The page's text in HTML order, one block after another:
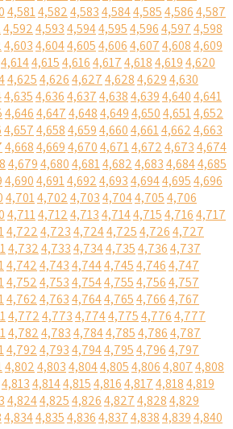
4,5814,5824,5834,5844,5854,5864,587
4,5924,5934,5944,5954,5964,5974,598
4,6034,6044,6054,6064,6074,6084,609
4,6144,6154,6164,6174,6184,6194,620
4,6254,6264,6274,6284,6294,630
4,6354,6364,6374,6384,6394,6404,641
4,6464,6474,6484,6494,6504,6514,652
4,6574,6584,6594,6604,6614,6624,663
4,6684,6694,6704,6714,6724,6734,674
4,6794,6804,6814,6824,6834,6844,685
4,6904,6914,6924,6934,6944,6954,696
4,7014,7024,7034,7044,7054,706
4,7114,7124,7134,7144,7154,7164,717
4,7224,7234,7244,7254,7264,727
4,7324,7334,7344,7354,7364,737
4,7424,7434,7444,7454,7464,747
4,7524,7534,7544,7554,7564,757
4,7624,7634,7644,7654,7664,767
4,7724,7734,7744,7754,7764,777
4,7824,7834,7844,7854,7864,787
4,7924,7934,7944,7954,7964,797
4,8024,8034,8044,8054,8064,8074,808
4,8134,8144,8154,8164,8174,8184,819
4,8244,8254,8264,8274,8284,829
4,8344,8354,8364,8374,8384,8394,840